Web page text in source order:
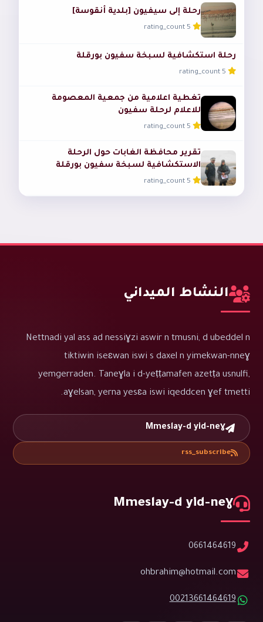
رحلة إلى سيفيون [بلدية أنقوسة]
رحلة استكشافية لسبخة سفيون بورقلة
تغطية اعلامية من جمعية المعصومة
للاعلام لرحلة سفيون
تقرير محافظة الغابات حول الرحلة
الاستكشافية لسبخة سفيون بورقلة
النشاط الميداني
Nettnadi yal ass ad nessiɣzi aswir n tmusni, d ubeddel n
tiktiwin iseɛwan iswi s daxel n yimekwan-nneɣ
yemgerraden. Taneɣla i d-yeṭṭamafen azetṭa usnulfi,
aɣelsan, yerna yesɛa iswi iqeddcen ɣef tmetti.
Mmeslay-d yid-neɣ
rss_subscribe
Mmeslay-d yid-neɣ
0661464619
ohbrahim@hotmail.com
00213661464619